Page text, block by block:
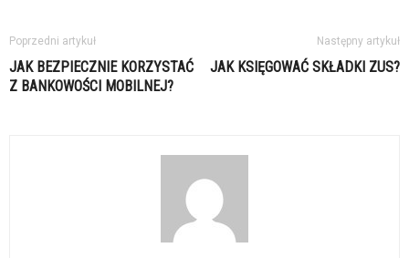
Poprzedni artykuł
JAK BEZPIECZNIE KORZYSTAĆ
Z BANKOWOŚCI MOBILNEJ?
Następny artykuł
JAK KSIĘGOWAĆ SKŁADKI ZUS?